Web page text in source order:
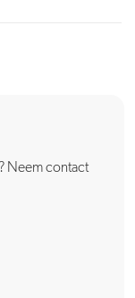
Neem contact